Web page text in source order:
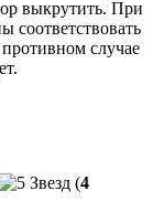
выкрутить. При
соответствовать
случае
(4